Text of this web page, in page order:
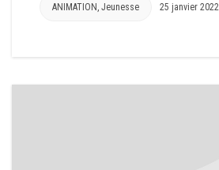
ANIMATION Jeunesse 25 janvier 2022